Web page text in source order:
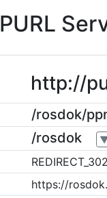
PURL
http://
/rosdok/
/rosdok
REDIRECT_302
https://